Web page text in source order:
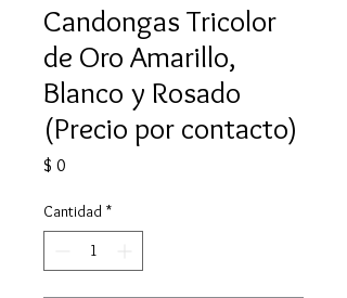
Candongas Tricolor
de Oro Amarillo,
Blanco y Rosado
(Precio por contacto)
$ 0
Cantidad *